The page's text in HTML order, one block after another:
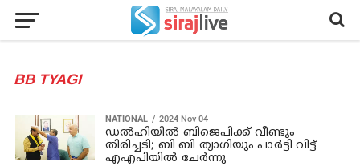
BB TYAGI
NATIONAL 2024 Nov 04
ഡൽഹിയിൽ ബിജെപിക്ക് വീണ്ടും
തിരിച്ചടി; ബി ബി ത്യാഗിയും പാർട്ടി വിട്ട്
എഎപിയിൽ ചേർന്നു